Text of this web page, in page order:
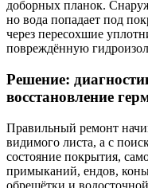
доборных планок.
но вода попадает под
через пересохшие
повреждённую
Решение:
восстановление
Правильный ремонт
видимого листа, а с
состояние покрытия,
примыканий, ендов,
обрешётки и